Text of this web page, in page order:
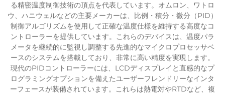
る精密温度制御技術の頂点を代表しています。オムロン、ワトロ
ウ、ハニウェルなどの主要メーカーは、比例・積分・微分（PID）
制御アルゴリズムを使用して正確な温度仕様を維持する高度なコ
ントローラーを提供しています。これらのデバイスは、温度パラ
メータを継続的に監視し調整する先進的なマイクロプロセッサベ
ースのシステムを搭載しており、非常に高い精度を実現します。
現代のPIDコントローラーには、LCDディスプレイと直感的なプ
ログラミングオプションを備えたユーザーフレンドリーなインタ
ーフェースが装備されています。これらは熱電対やRTDなど、複